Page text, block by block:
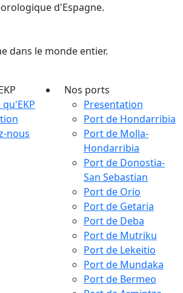
d'Espagne.
dans le monde entier.
nous
Nos ports
Presentation
Port de Hondarribia
Port de Molla-
Hondarribia
Port de Donostia-
San Sebastian
Port de Orio
Port de Getaria
Port de Deba
Port de Mutriku
Port de Lekeitio
Port de Mundaka
Port de Bermeo